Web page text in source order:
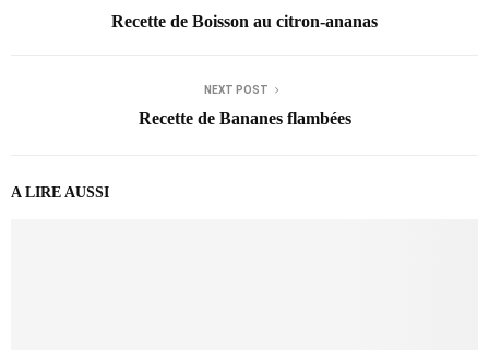
Recette de Boisson au citron-ananas
NEXT POST
Recette de Bananes flambées
A LIRE AUSSI